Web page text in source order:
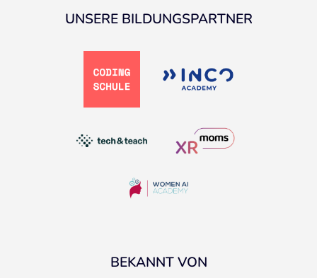
UNSERE BILDUNGSPARTNER
BEKANNT VON